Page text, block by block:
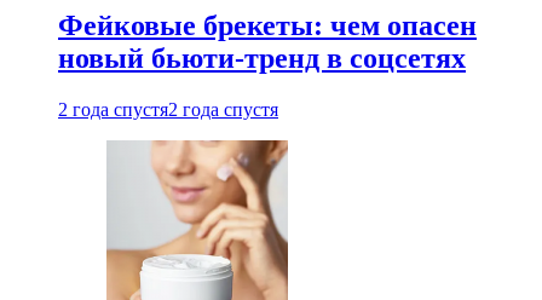
Фейковые брекеты: чем опасен
новый бьюти-тренд в соцсетях
2 года спустя2 года спустя